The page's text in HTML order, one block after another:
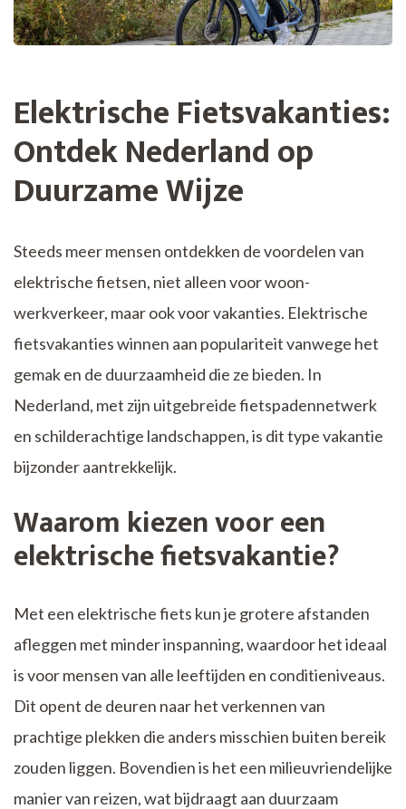
Elektrische Fietsvakanties:
Ontdek Nederland op
Duurzame Wijze
Steeds meer mensen ontdekken de voordelen van
elektrische fietsen, niet alleen voor woon-
werkverkeer, maar ook voor vakanties. Elektrische
fietsvakanties winnen aan populariteit vanwege het
gemak en de duurzaamheid die ze bieden. In
Nederland, met zijn uitgebreide fietspadennetwerk
en schilderachtige landschappen, is dit type vakantie
bijzonder aantrekkelijk.
Waarom kiezen voor een
elektrische fietsvakantie?
Met een elektrische fiets kun je grotere afstanden
afleggen met minder inspanning, waardoor het ideaal
is voor mensen van alle leeftijden en conditieniveaus.
Dit opent de deuren naar het verkennen van
prachtige plekken die anders misschien buiten bereik
zouden liggen. Bovendien is het een milieuvriendelijke
manier van reizen, wat bijdraagt aan duurzaam